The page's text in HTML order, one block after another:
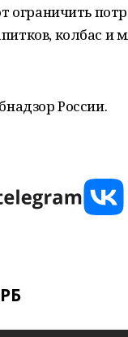
ограничить
колбас и
России.